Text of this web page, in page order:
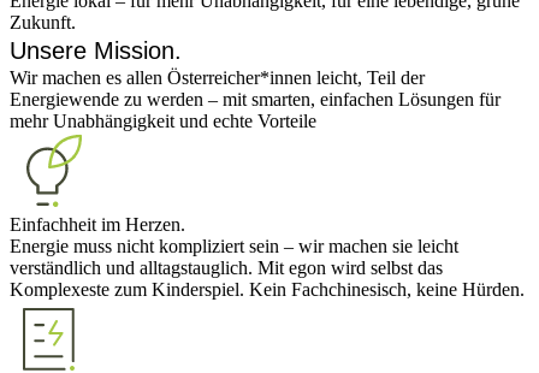
Zukunft.
Unsere Mission.
Wir machen es allen Österreicher*innen leicht, Teil der
Energiewende zu werden – mit smarten, einfachen Lösungen für
mehr Unabhängigkeit und echte Vorteile
Einfachheit im Herzen.
Energie muss nicht kompliziert sein – wir machen sie leicht
verständlich und alltagstauglich. Mit egon wird selbst das
Komplexeste zum Kinderspiel. Kein Fachchinesisch, keine Hürden.